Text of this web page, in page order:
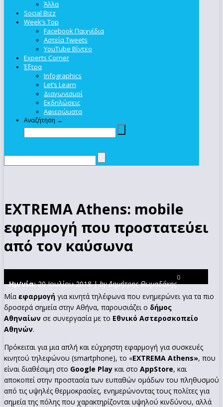
Άλλα
Social Bizz
Week’s Top
Facebook Παιχνίδια
Αστεία Tweets
YouTube Βίντεο
Experts Corner
Έξτρα
Infographics
Let’s Learn
Διαγωνισμοί
Εκδηλώσεις
Αφιερώματα
Αναζήτηση →
EXTREMA Athens: mobile
εφαρμογή που προστατεύει
από τον καύσωνα
Ημ/νία:20 Ιουλίου 2018 |by Δημήτρης Θωμαδάκης
0
Μία εφαρμογή για κινητά τηλέφωνα που ενημερώνει για τα πιο
δροσερά σημεία στην Αθήνα, παρουσιάζει ο δήμος
Αθηναίων σε συνεργασία με το Εθνικό Αστεροσκοπείο
Αθηνών.
Πρόκειται για μια απλή και εύχρηστη εφαρμογή για συσκευές
κινητού τηλεφώνου (smartphone), το «EXTREMA Athens», που
είναι διαθέσιμη στο Google Play και στο AppStore, και
αποκοπεί στην προστασία των ευπαθών ομάδων του πληθυσμού
από τις υψηλές θερμοκρασίες, ενημερώνοντας τους πολίτες για
σημεία της πόλης που χαρακτηρίζονται υψηλού κινδύνου, αλλά